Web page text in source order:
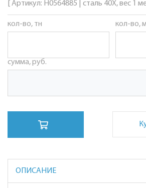
[ Артикул: Н0564885 | сталь 40Х, вес 1
кол-во, тн кол-во, м
сумма, руб.
ОПИСАНИЕ